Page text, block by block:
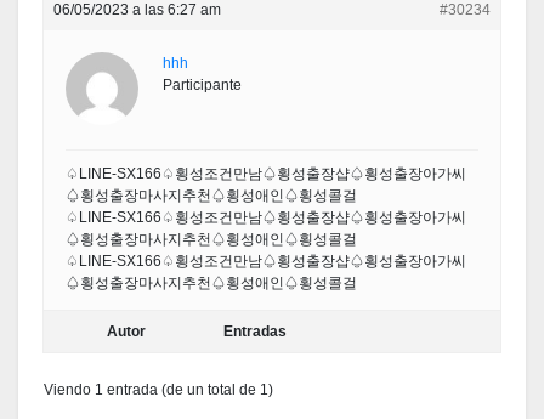
06/05/2023 a las 6:27 am #30234
hhh
Participante
♤LINE-SX166♤횡성조건만남♤횡성출장샵♤횡성출장아가씨
♤횡성출장마사지추천♤횡성애인♤횡성콜걸
♤LINE-SX166♤횡성조건만남♤횡성출장샵♤횡성출장아가씨
♤횡성출장마사지추천♤횡성애인♤횡성콜걸
♤LINE-SX166♤횡성조건만남♤횡성출장샵♤횡성출장아가씨
♤횡성출장마사지추천♤횡성애인♤횡성콜걸
Autor Entradas
Viendo 1 entrada (de un total de 1)